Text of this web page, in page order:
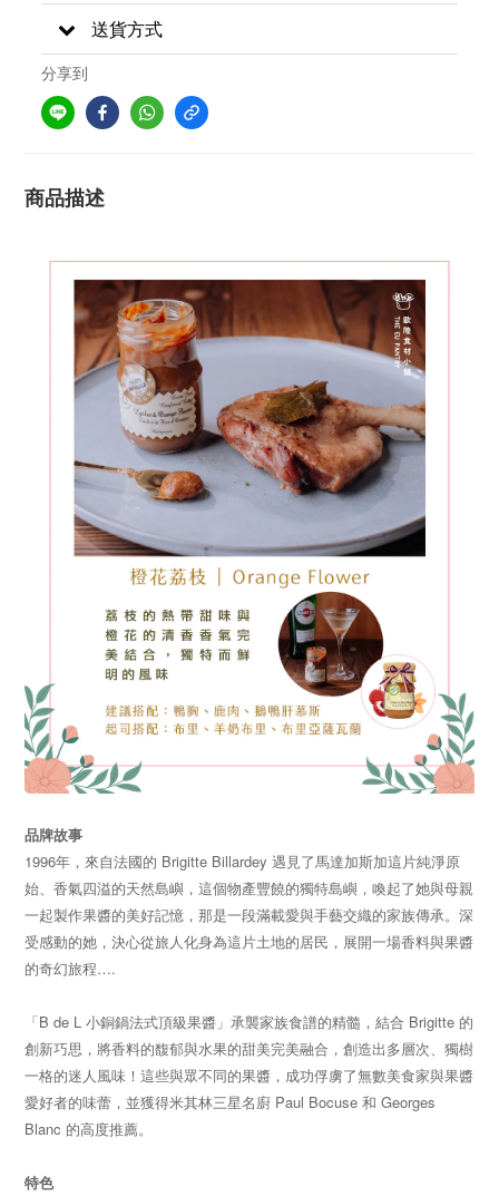
送貨方式
分享到
商品描述
品牌故事
1996年，來自法國的 Brigitte Billardey 遇見了馬達加斯加這片純淨原
始、香氣四溢的天然島嶼，這個物產豐饒的獨特島嶼，喚起了她與母親
一起製作果醬的美好記憶，那是一段滿載愛與手藝交織的家族傳承。深
受感動的她，決心從旅人化身為這片土地的居民，展開一場香料與果醬
的奇幻旅程….
「B de L 小銅鍋法式頂級果醬」承襲家族食譜的精髓，結合 Brigitte 的
創新巧思，將香料的馥郁與水果的甜美完美融合，創造出多層次、獨樹
一格的迷人風味！這些與眾不同的果醬，成功俘虜了無數美食家與果醬
愛好者的味蕾，並獲得米其林三星名廚 Paul Bocuse 和 Georges
Blanc 的高度推薦。
特色